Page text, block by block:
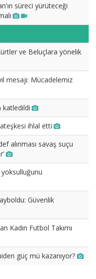
süreci yürüteceği
ve Beluçlara yönelik
mesajı: Mücadelemiz
katledildi
ihlal etti
alınması savaş suçu
Güvenlik
Kadın Futbol Takımı
güç mü kazanıyor?